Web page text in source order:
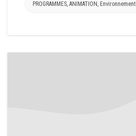
PROGRAMMES, ANIMATION, Environnement